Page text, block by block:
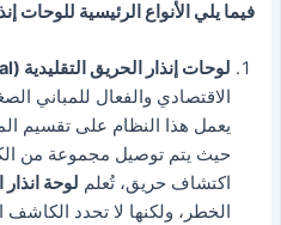
فيما يلي الأنواع الرئيسية للوحات
لوحات إنذار الحريق التقليدية (Conventional):
الاقتصادي والفعال للمباني
حيث يتم توصيل مجموعة من
اكتشاف حريق، تُعلم لوحة
الخطر، ولكنها لا تحدد الكاشف